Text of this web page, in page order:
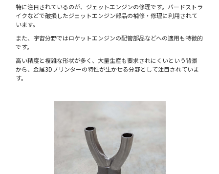
特に注目されているのが、ジェットエンジンの修理です。バードストラ
イクなどで破損したジェットエンジン部品の補修・修理に利用されて
います。
また、宇宙分野ではロケットエンジンの配管部品などへの適用も特徴的
です。
高い精度と複雑な形状が多く、大量生産も要求されにくいという背景
から、金属3Dプリンターの特性が生かせる分野として注目されていま
す。